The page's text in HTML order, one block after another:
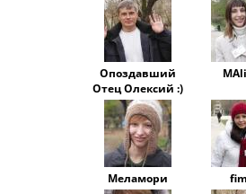
Опоздавший
Отец Олексий :)
Меламори